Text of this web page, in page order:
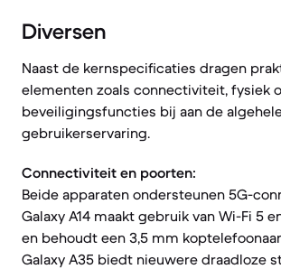
Diversen
Naast de kernspecificaties dragen
elementen zoals connectiviteit, fysiek
beveiligingsfuncties bij aan de
gebruikerservaring.
Connectiviteit en poorten:
Beide apparaten ondersteunen 5G-
Galaxy A14 maakt gebruik van Wi-Fi 5
en behoudt een 3,5 mm
Galaxy A35 biedt nieuwere draadloze